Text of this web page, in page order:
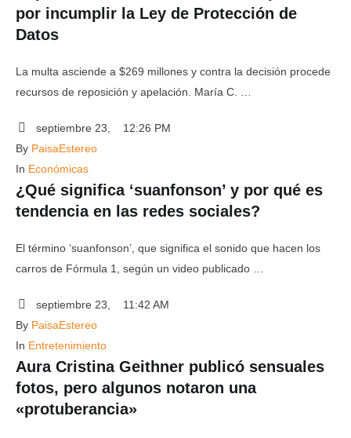
por incumplir la Ley de Protección de
Datos
La multa asciende a $269 millones y contra la decisión procede
recursos de reposición y apelación. María C. …
septiembre 23
12:26 PM
By PaisaEstereo
In Económicas
¿Qué significa ‘suanfonson’ y por qué es
tendencia en las redes sociales?
El término ‘suanfonson’, que significa el sonido que hacen los
carros de Fórmula 1, según un video publicado …
septiembre 23
11:42 AM
By PaisaEstereo
In Entretenimiento
Aura Cristina Geithner publicó sensuales
fotos, pero algunos notaron una
«protuberancia»